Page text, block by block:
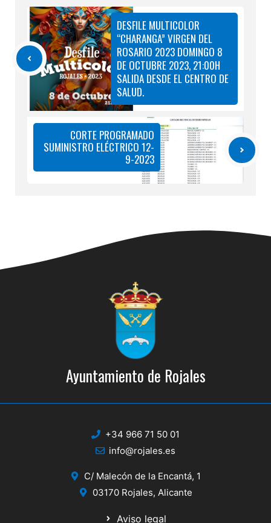
DESFILE MULTICOLOR
“CHARANGA” VIRGEN DEL
ROSARIO 2023 DOMINGO 8
DE OCTUBRE 2023, 21:00H
SALIDA DESDE EL CENTRO DE
SALUD.
CORTE PROGRAMADO
SUMINISTRO ELÉCTRICO 12-
9-2023
Ayuntamiento de Rojales
+34 966 71 50 01
info@rojales.es
C/ Malecón de la Encantá, 1
03170 Rojales, Alicante
Aviso legal